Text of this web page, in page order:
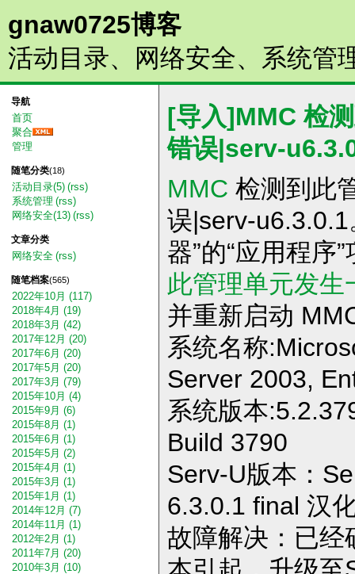
gnaw0725博客
活动目录、网络安全、系统管
导航
首页
聚合
管理
随笔分类(18)
活动目录(5) (rss)
系统管理 (rss)
网络安全(13) (rss)
文章分类
网络安全 (rss)
随笔档案(565)
2022年10月 (117)
2018年4月 (19)
2018年3月 (42)
2017年12月 (20)
2017年6月 (20)
2017年5月 (20)
2017年3月 (79)
2015年10月 (4)
2015年9月 (6)
2015年8月 (1)
2015年6月 (1)
2015年5月 (2)
2015年4月 (1)
2015年3月 (1)
2015年1月 (1)
2014年12月 (7)
2014年11月 (1)
2012年2月 (1)
2011年7月 (20)
2010年3月 (10)
[导入]MMC 检
错误|serv-
MMC 检测到此
误|serv-u6.3.0.1
器”的“应用程序
此管理单元发生
并重新启动
系统名称
Server 2003,
系统版本
Build 3790
Serv-U版本：
6.3.0.1 final 汉
故障解决：已经